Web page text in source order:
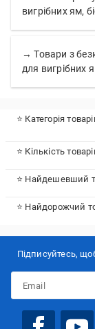
вигрібних ям,
→ Товари з
для вигрібних
⭐ Категорія
⭐ Кількість
⭐ Найдешевший
⭐ Найдорожчий
Підписуйтесь,